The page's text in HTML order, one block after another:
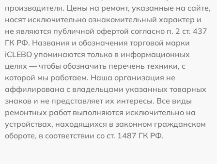
производителя. Цены на ремонт, указанные на сайте,
носят исключительно ознакомительный характер и
не являются публичной офертой согласно п. 2 ст. 437
ГК РФ. Названия и обозначения торговой марки
iCLEBO упоминаются только в информационных
целях — чтобы обозначить перечень техники, с
которой мы работаем. Наша организация не
аффилирована с владельцами указанных товарных
знаков и не представляет их интересы. Все виды
ремонтных работ выполняются исключительно на
устройствах, находящихся в законном гражданском
обороте, в соответствии со ст. 1487 ГК РФ.